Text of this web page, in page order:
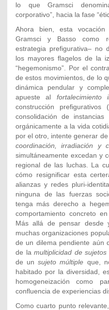
lo que Gramsci
corporativo”, hacia la fase
Ahora bien, esta vocación
Gramsci y Basso como
estrategia prefigurativa– no
los mayores flagelos de la
“hegemonismo”. Por el
de estos movimientos, de lo
dinámica pendular y
apueste al fortalecimiento
construcción
consolidación de
orgánicamente a la vida
por el otro, intente generar
coordinación, irradiación y
simultáneamente excedan y
regional de las luchas. La
cómo resignificar esta
alianzas y redes pluri-
ninguna de las fuerzas
tenga más derecho a
comportamiento concreto
Más allá de pensar
muchas organizaciones
de un dilema pendiente aún
de lamultiplicidad de sujetos
de unsujeto múltiple que,
habitado por la diversidad,
homogeneización como
confluencia de experiencias
Como cuarto punto